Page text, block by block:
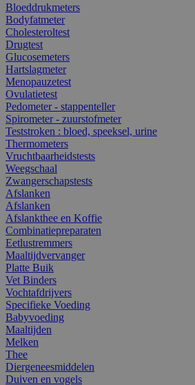
Bloeddrukmeters
Bodyfatmeter
Cholesteroltest
Drugtest
Glucosemeters
Hartslagmeter
Menopauzetest
Ovulatietest
Pedometer - stappenteller
Spirometer - zuurstofmeter
Teststroken : bloed, speeksel, urine
Thermometers
Vruchtbaarheidstests
Weegschaal
Zwangerschapstests
Afslanken
Afslanken
Afslankthee en Koffie
Combinatiepreparaten
Eetlustremmers
Maaltijdvervanger
Platte Buik
Vet Binders
Vochtafdrijvers
Specifieke Voeding
Babyvoeding
Maaltijden
Melken
Thee
Diergeneesmiddelen
Duiven en vogels